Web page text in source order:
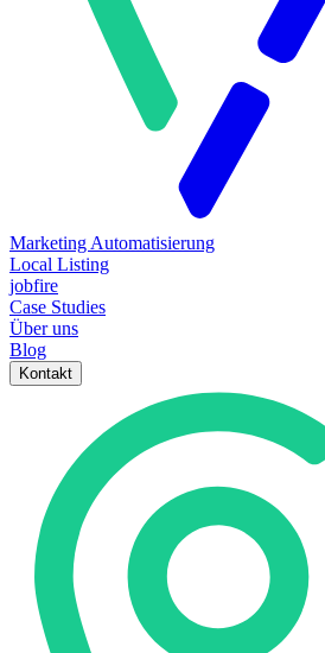
Marketing Automatisierung
Local Listing
jobfire
Case Studies
Über uns
Blog
Kontakt